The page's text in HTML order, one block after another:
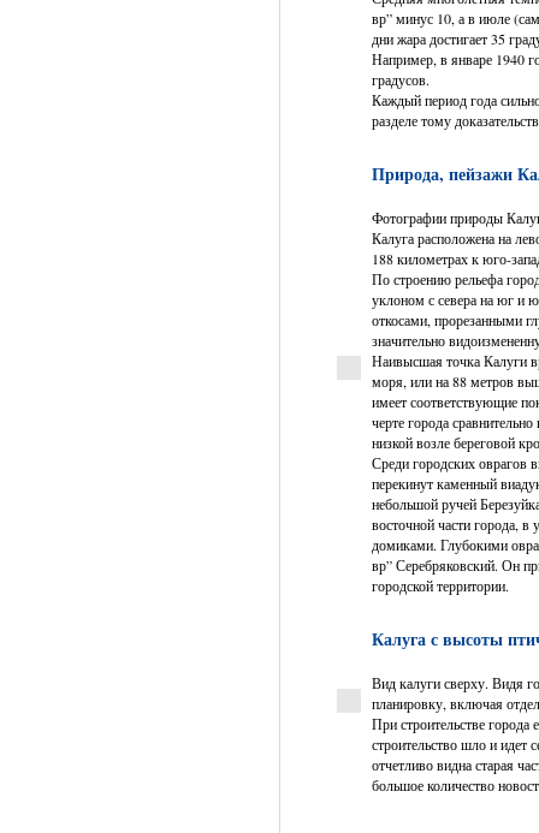
вр” минус 10, а в июле
дни жара достигает 35
Например, в январе 1940
градусов.
Каждый период года
разделе тому
Природа, пейзажи
Фотографии природы
Калуга расположена на
188 километрах к юго-
По строению рельефа
уклоном с севера на юг и
откосами, прорезанными
значительно
Наивысшая точка Калуги
моря, или на 88 метров
имеет соответствующие
черте города
низкой возле береговой
Среди городских оврагов
перекинут каменный
небольшой ручей
восточной части города, в
домиками. Глубокими
вр” Серебряковский. Он
городской территории.
Калуга с высоты
Вид калуги сверху. Видя
планировку, включая
При строительстве
строительство шло и идет
отчетливо видна старая
большое количество